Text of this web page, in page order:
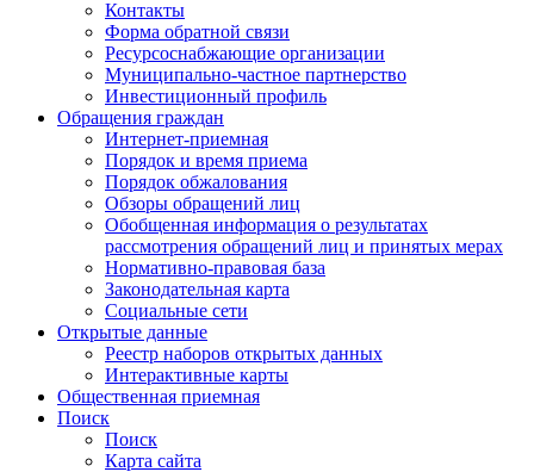
Контакты
Форма обратной связи
Ресурсоснабжающие организации
Муниципально-частное партнерство
Инвестиционный профиль
Обращения граждан
Интернет-приемная
Порядок и время приема
Порядок обжалования
Обзоры обращений лиц
Обобщенная информация о результатах
рассмотрения обращений лиц и принятых мерах
Нормативно-правовая база
Законодательная карта
Социальные сети
Открытые данные
Реестр наборов открытых данных
Интерактивные карты
Общественная приемная
Поиск
Поиск
Карта сайта